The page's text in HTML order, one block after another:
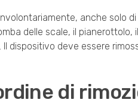
anche solo
delle scale, il
dispositivo deve essere
di